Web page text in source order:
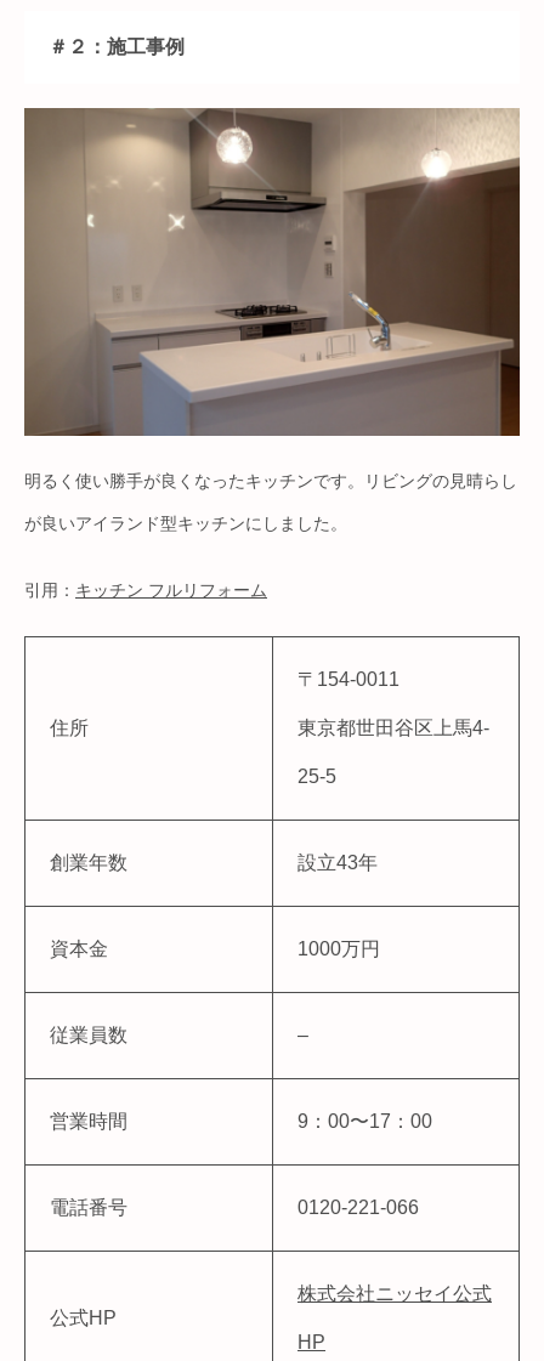
＃２：施工事例
明るく使い勝手が良くなったキッチンです。リビングの見晴らし
が良いアイランド型キッチンにしました。
引用： キッチン フルリフォーム
住所
〒154-0011
東京都世田谷区上馬4-
25-5
創業年数 設立43年
資本金 1000万円
従業員数 –
営業時間 9：00〜17：00
電話番号 0120-221-066
公式HP
株式会社ニッセイ公式
HP